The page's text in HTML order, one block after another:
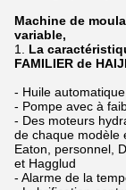
Machine de
variable,
1. La
FAMILIER de
- Huile
- Pompe avec à
- Des moteurs
de chaque modèle
Eaton, personnel,
et Hagglud
- Alarme de la